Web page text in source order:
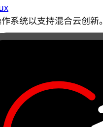
系统以支持混合云创新。